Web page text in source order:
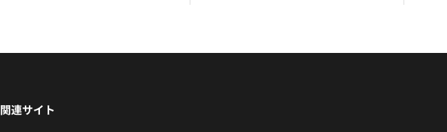
関連サイト